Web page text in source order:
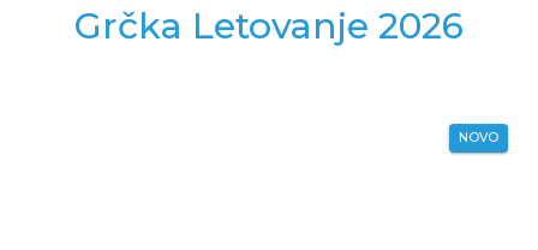
Grčka Letovanje 2026
NOVO